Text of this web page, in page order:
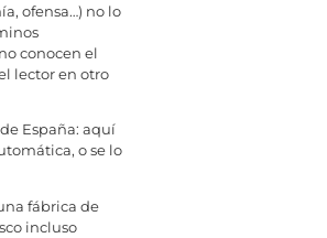
ofensa…) no lo
conocen el
lector en otro
España: aquí
o se lo
fábrica de
incluso